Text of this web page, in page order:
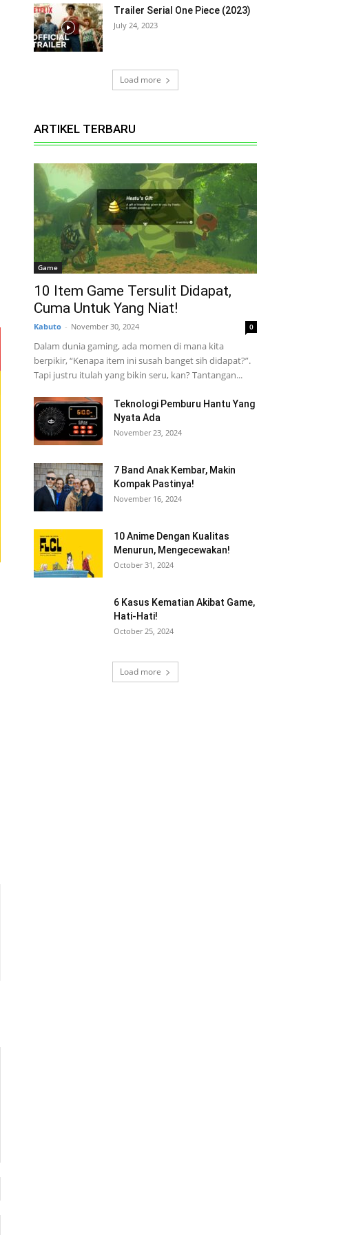
Trailer Serial One Piece (2023)
July 24, 2023
Load more
ARTIKEL TERBARU
Game
10 Item Game Tersulit Didapat,
Cuma Untuk Yang Niat!
Kabuto - November 30, 2024 0
Dalam dunia gaming, ada momen di mana kita
berpikir, “Kenapa item ini susah banget sih didapat?”.
Tapi justru itulah yang bikin seru, kan? Tantangan...
Teknologi Pemburu Hantu Yang
Nyata Ada
November 23, 2024
7 Band Anak Kembar, Makin
Kompak Pastinya!
November 16, 2024
10 Anime Dengan Kualitas
Menurun, Mengecewakan!
October 31, 2024
6 Kasus Kematian Akibat Game,
Hati-Hati!
October 25, 2024
Load more